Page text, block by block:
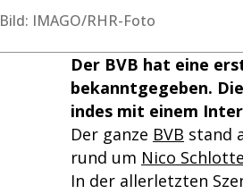
Bild: IMAGO/RHR-Foto
Der BVB hat eine
bekanntgegeben.
indes mit einem
Der ganze BVB stand
rund um Nico
In der allerletzten